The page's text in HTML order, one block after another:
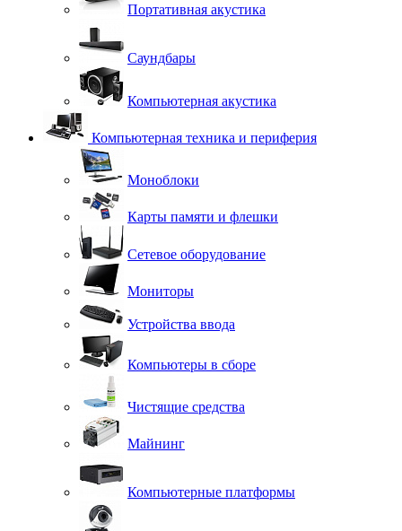
Портативная акустика
Саундбары
Компьютерная акустика
Компьютерная техника и периферия
Моноблоки
Карты памяти и флешки
Сетевое оборудование
Мониторы
Устройства ввода
Компьютеры в сборе
Чистящие средства
Майнинг
Компьютерные платформы